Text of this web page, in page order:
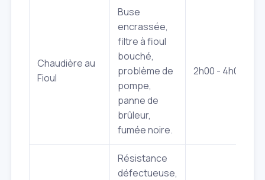
Chaudière au
Fioul
Buse
encrassée,
filtre à fioul
bouché,
problème de
pompe,
panne de
brûleur,
fumée noire.
2h00 - 4h00
Résistance
défectueuse,